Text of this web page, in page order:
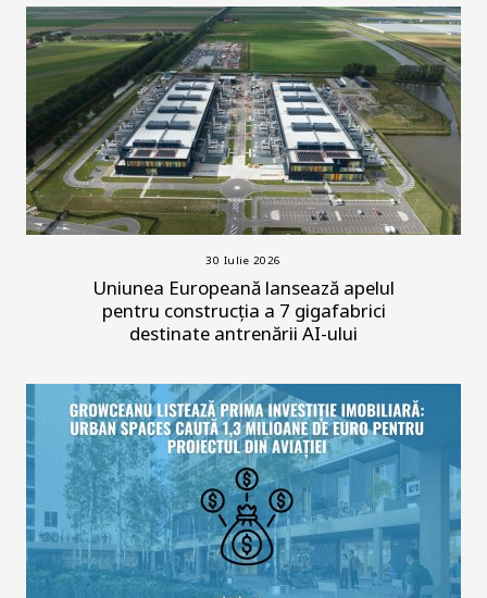
30 Iulie 2026
Uniunea Europeană lansează apelul
pentru construcția a 7 gigafabrici
destinate antrenării AI-ului